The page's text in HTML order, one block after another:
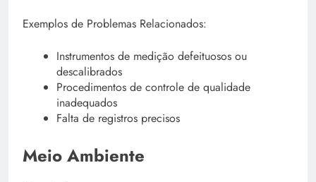
Exemplos de Problemas Relacionados:
Instrumentos de medição defeituosos ou
descalibrados
Procedimentos de controle de qualidade
inadequados
Falta de registros precisos
Meio Ambiente